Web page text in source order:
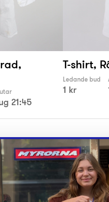
21:45
T-shirt,
Ledande bud
1 kr